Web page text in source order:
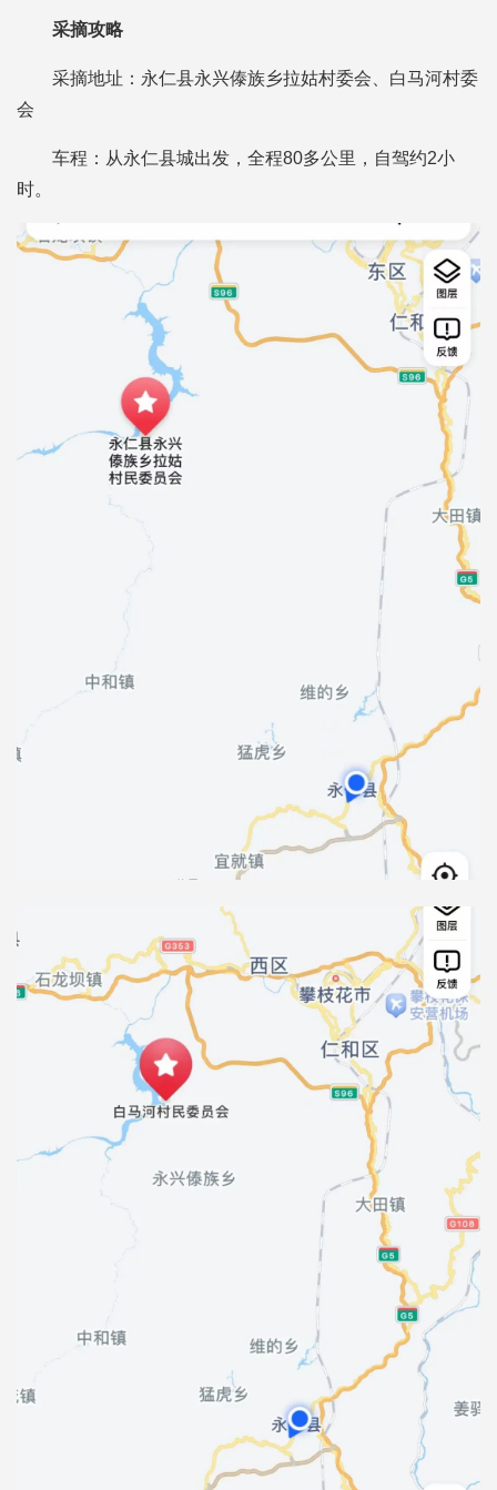
采摘攻略
采摘地址：永仁县永兴傣族乡拉姑村委会、白马河村委
会
车程：从永仁县城出发，全程80多公里，自驾约2小
时。